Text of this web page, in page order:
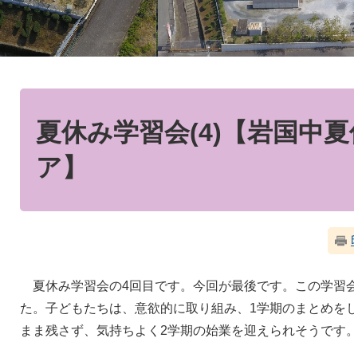
夏休み学習会(4)【岩国中
ア】
夏休み学習会の4回目です。今回が最後です。この学習
た。子どもたちは、意欲的に取り組み、1学期のまとめ
まま残さず、気持ちよく2学期の始業を迎えられそうで